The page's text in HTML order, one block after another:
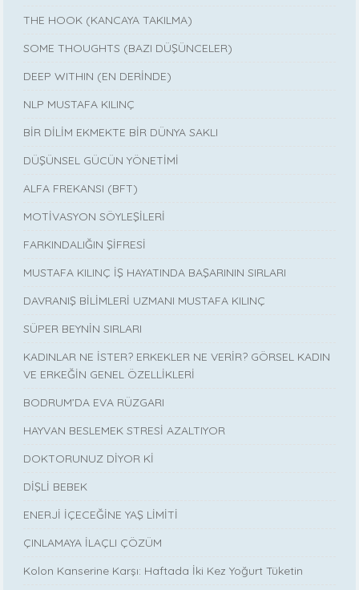
THE HOOK (KANCAYA TAKILMA)
SOME THOUGHTS (BAZI DÜŞÜNCELER)
DEEP WITHIN (EN DERİNDE)
NLP MUSTAFA KILINÇ
BİR DİLİM EKMEKTE BİR DÜNYA SAKLI
DÜŞÜNSEL GÜCÜN YÖNETİMİ
ALFA FREKANSI (BFT)
MOTİVASYON SÖYLEŞİLERİ
FARKINDALIĞIN ŞİFRESİ
MUSTAFA KILINÇ İŞ HAYATINDA BAŞARININ SIRLARI
DAVRANIŞ BİLİMLERİ UZMANI MUSTAFA KILINÇ
SÜPER BEYNİN SIRLARI
KADINLAR NE İSTER? ERKEKLER NE VERİR? GÖRSEL KADIN
VE ERKEĞİN GENEL ÖZELLİKLERİ
BODRUM’DA EVA RÜZGARI
HAYVAN BESLEMEK STRESİ AZALTIYOR
DOKTORUNUZ DİYOR Kİ
DİŞLİ BEBEK
ENERJİ İÇECEĞİNE YAŞ LİMİTİ
ÇINLAMAYA İLAÇLI ÇÖZÜM
Kolon Kanserine Karşı: Haftada İki Kez Yoğurt Tüketin